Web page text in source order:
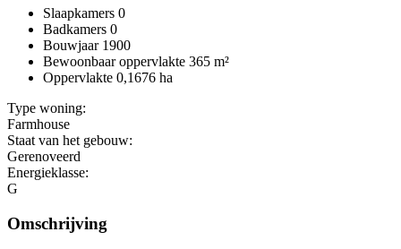
Slaapkamers 0
Badkamers 0
Bouwjaar 1900
Bewoonbaar oppervlakte 365 m²
Oppervlakte 0,1676 ha
Type woning:
Farmhouse
Staat van het gebouw:
Gerenoveerd
Energieklasse:
G
Omschrijving